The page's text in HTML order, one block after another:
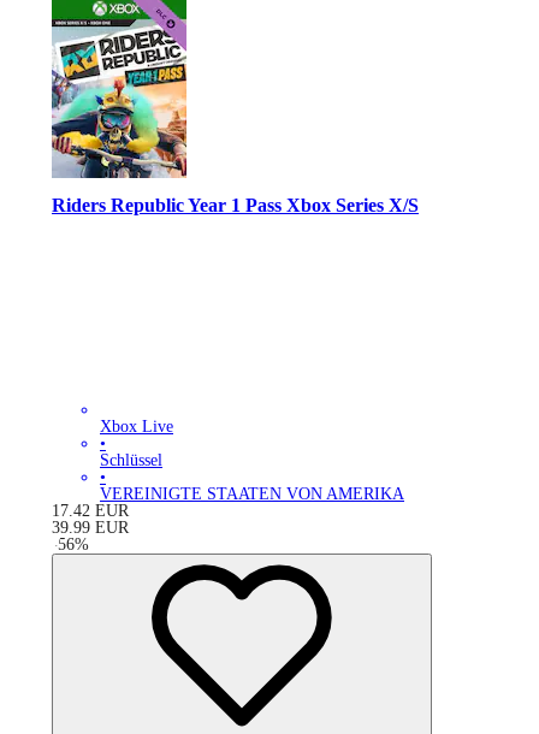
Riders Republic Year 1 Pass Xbox Series X/S
Xbox Live
•
Schlüssel
•
VEREINIGTE STAATEN VON AMERIKA
17.42 EUR
39.99 EUR
-56%